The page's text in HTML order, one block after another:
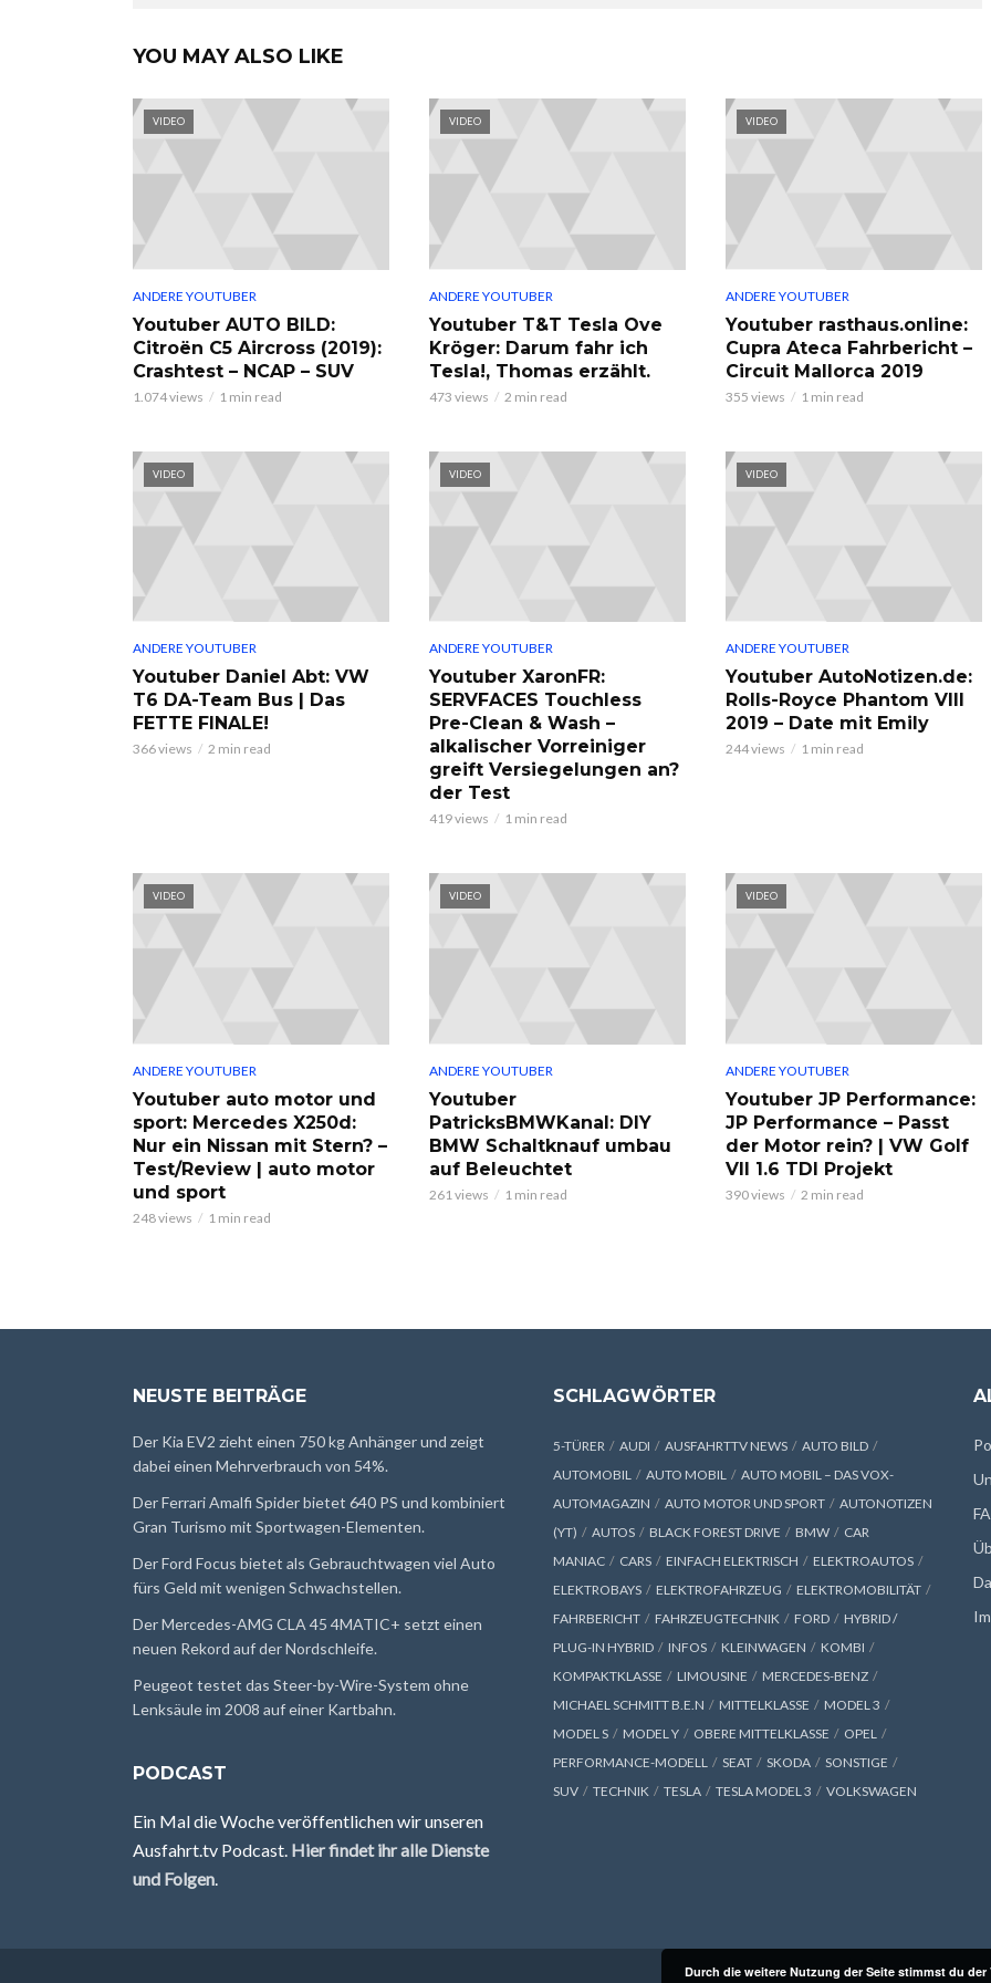
YOU MAY ALSO LIKE
VIDEO
ANDERE YOUTUBER
Youtuber AUTO BILD:
Citroën C5 Aircross (2019):
Crashtest – NCAP – SUV
1.074 views 1 min read
VIDEO
ANDERE YOUTUBER
Youtuber T&T Tesla Ove
Kröger: Darum fahr ich
Tesla!, Thomas erzählt.
473 views 2 min read
VIDEO
ANDERE YOUTUBER
Youtuber rasthaus.online:
Cupra Ateca Fahrbericht –
Circuit Mallorca 2019
355 views 1 min read
VIDEO
ANDERE YOUTUBER
Youtuber Daniel Abt: VW
T6 DA-Team Bus | Das
FETTE FINALE!
366 views 2 min read
VIDEO
ANDERE YOUTUBER
Youtuber XaronFR:
SERVFACES Touchless
Pre-Clean & Wash –
alkalischer Vorreiniger
greift Versiegelungen an?
der Test
419 views 1 min read
VIDEO
ANDERE YOUTUBER
Youtuber AutoNotizen.de:
Rolls-Royce Phantom VIII
2019 – Date mit Emily
244 views 1 min read
VIDEO
ANDERE YOUTUBER
Youtuber auto motor und
sport: Mercedes X250d:
Nur ein Nissan mit Stern? –
Test/Review | auto motor
und sport
248 views 1 min read
VIDEO
ANDERE YOUTUBER
Youtuber
PatricksBMWKanal: DIY
BMW Schaltknauf umbau
auf Beleuchtet
261 views 1 min read
VIDEO
ANDERE YOUTUBER
Youtuber JP Performance:
JP Performance – Passt
der Motor rein? | VW Golf
VII 1.6 TDI Projekt
390 views 2 min read
NEUSTE BEITRÄGE
Der Kia EV2 zieht einen 750 kg Anhänger und zeigt
dabei einen Mehrverbrauch von 54%.
Der Ferrari Amalfi Spider bietet 640 PS und kombiniert
Gran Turismo mit Sportwagen-Elementen.
Der Ford Focus bietet als Gebrauchtwagen viel Auto
fürs Geld mit wenigen Schwachstellen.
Der Mercedes-AMG CLA 45 4MATIC+ setzt einen
neuen Rekord auf der Nordschleife.
Peugeot testet das Steer-by-Wire-System ohne
Lenksäule im 2008 auf einer Kartbahn.
PODCAST
Ein Mal die Woche veröffentlichen wir unseren
Ausfahrt.tv Podcast. Hier findet ihr alle Dienste
und Folgen
SCHLAGWÖRTER
5-TÜRER AUDI AUSFAHRTTV NEWS
AUTO BILD
AUTOMOBIL
AUTO MOBIL
AUTO MOBIL – DAS VOX-
AUTOMAGAZIN
AUTO MOTOR UND SPORT
AUTONOTIZEN
(YT)
AUTOS BLACK FOREST DRIVE BMW
CAR
MANIAC
CARS EINFACH ELEKTRISCH
ELEKTROAUTOS
ELEKTROBAYS
ELEKTROFAHRZEUG
ELEKTROMOBILITÄT
FAHRBERICHT
FAHRZEUGTECHNIK FORD
HYBRID /
PLUG-IN HYBRID
INFOS KLEINWAGEN
KOMBI
KOMPAKTKLASSE
LIMOUSINE
MERCEDES-BENZ
MICHAEL SCHMITT B.E.N
MITTELKLASSE
MODEL 3
MODEL S
MODEL Y OBERE MITTELKLASSE
OPEL
PERFORMANCE-MODELL
SEAT SKODA
SONSTIGE
SUV
TECHNIK TESLA TESLA MODEL 3 VOLKSWAGEN
Durch die weitere Nutzung der Seite stimmst du